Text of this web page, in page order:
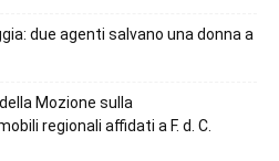
due agenti salvano una donna a
Mozione sulla
regionali affidati a F. d. C.